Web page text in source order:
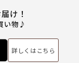
け！
い物♪
詳しくはこちら